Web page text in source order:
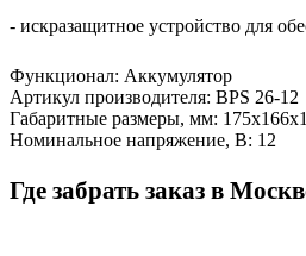
- искразащитное устройство для
Функционал: Аккумулятор
Артикул производителя: BPS 26-12
Габаритные размеры, мм:
Номинальное напряжение, В: 12
Где забрать заказ в